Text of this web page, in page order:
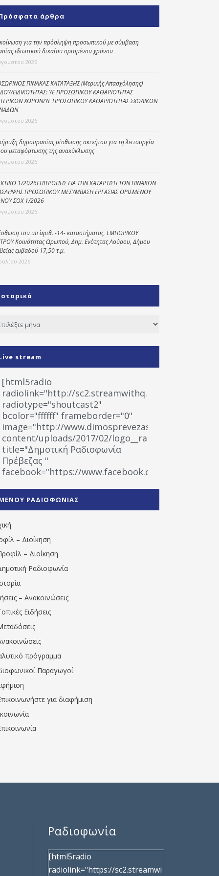
Κοινωνικό
παντοπωλείο
Kοινωνικό
φαρμακείο
Κέντρο Ημερήσιας
Φροντίδας
Ηλικιωμένων
(Κ.Η.Φ.Η.) Πρέβεζας
άρθρα
για την πρόσληψη προσωπικού με σύμβαση
ιδιωτικού δικαίου ορισμένου χρόνου
2026
ΠΙΝΑΚΑΣ ΚΑΤΑΤΑΞΗΣ (Μερικής Απασχόλησης)
ΕΙΔΙΚΟΤΗΤΑΣ: ΥΕ ΠΡΟΣΩΠΙΚΟΥ ΚΑΘΑΡΙΟΤΗΤΑΣ
ΧΩΡΩΝ/ΥΕ ΠΡΟΣΩΠΙΚΟΥ ΚΑΘΑΡΙΟΤΗΤΑΣ ΣΧΟΛΙΚΩΝ
2026
δημοπρασίας μίσθωσης ακινήτου για τη λειτουργία
μεταφόρτωσης της ανακύκλωσης
2026
1/2026ΕΠΙΤΡΟΠΗΣ ΓΙΑ ΤΗΝ ΚΑΤΑΡΤΙΣΗ ΤΩΝ ΠΙΝΑΚΩΝ
ΠΡΟΣΩΠΙΚΟΥ ΜΕΣΥΜΒΑΣΗ ΕΡΓΑΣΙΑΣ ΟΡΙΣΜΕΝΟΥ
ΣΟΧ 1/2026
2026
του υπ΄ αριθ. -14- καταστήματος, ΕΜΠΟΡΙΚΟΥ
Κοινότητας Ωρωπού, Δημ. Ενότητας Λούρου, Δήμου
εμβαδού 17,50 τ.μ.
2026
stream
[html5radio
radiolink="http://sc2.streamwithq.com:8028/
radiotype="shoutcast2"
bcolor="ffffff" frameborder="0"
image="http://www.dimosprevezas.gr/wp-
content/uploads/2017/02/logo__radiofonias.jpg"
title="Δημοτική Ραδιοφωνία
Πρέβεζας "
facebook="https://www.facebook.com/
1531194763766854/" artist="" ]
ΡΑΔΙΟΦΩΝΙΑΣ
– Διοίκηση
– Διοίκηση
Ραδιοφωνία
– Ανακοινώσεις
Ειδήσεις
πρόγραμμα
Παραγωγοί
για διαφήμιση
Ραδιοφωνία
[html5radio
radiolink="https://sc2.streamwi